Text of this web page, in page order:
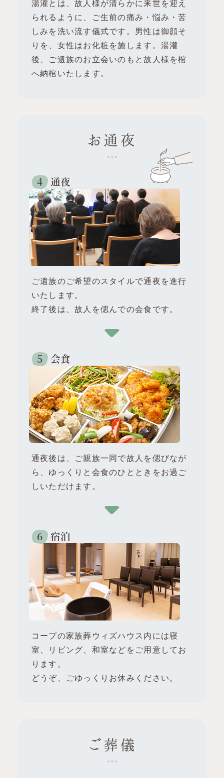
湯灌とは、故人様が清らかに来世を迎え
られるように、
ご生前の痛み・悩み・苦
しみを洗い流す儀式です。 男性は御顔そ
りを、女性はお化粧を施します。 湯灌
後、ご遺族のお立会いのもと故人様を棺
へ納棺いたします。
お通夜
通夜
ご遺族のご希望のスタイルで通夜を進行
いたします。
終了後は、故人を偲んでの会食です。
会食
通夜後は、ご親族一同で故人を偲びなが
ら、ゆっくりと会食のひとときをお過ご
しいただけます。
宿泊
コープの家族葬ウィズハウス内には寝
室、リビング、和室などをご用意してお
ります。
どうぞ、ごゆっくりお休みください。
ご葬儀